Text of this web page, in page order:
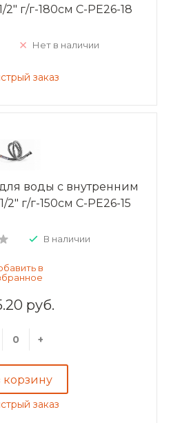
г/г-180см C-PE26-18
Нет в наличии
заказ
воды с внутренним
г/г-150см C-PE26-15
В наличии
руб.
+
корзину
заказ